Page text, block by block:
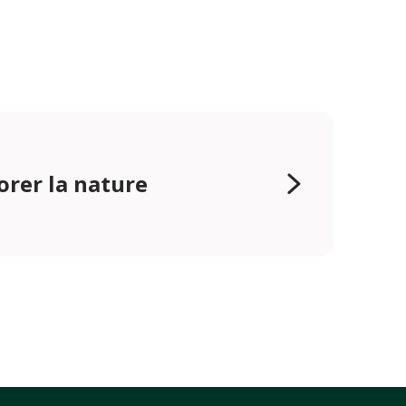
la nature